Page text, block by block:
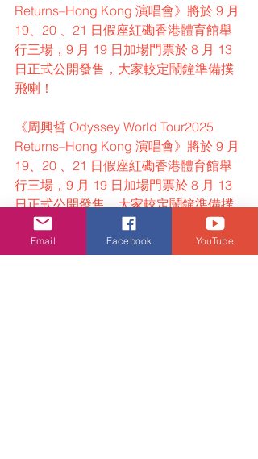
Returns–Hong Kong 演唱會》將於 9 月
19、20 、21 日假座紅磡香港體育館舉
行三場，9 月 19 日加場門票於 8 月 13
日正式公開發售，大家較定鬧鐘準備撲
飛喇！
《周興哲 Odyssey World Tour2025
Returns–Hong Kong 演唱會》將於 9 月
19、20 、21 日假座紅磡香港體育館舉
行三場，9 月 19 日加場門票於 8 月 13
日正式公開發售，大家較定鬧鐘準備撲
飛喇！
演唱會周興哲
Email Facebook YouTube